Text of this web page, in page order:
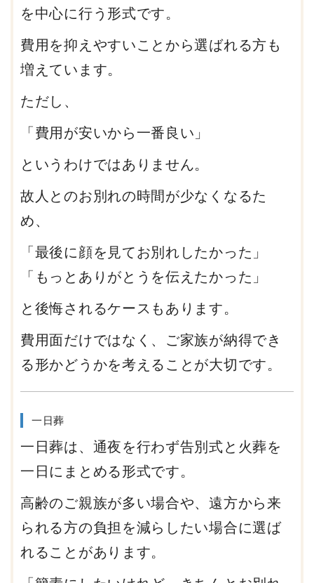
を中心に行う形式です。
費用を抑えやすいことから選ばれる方も
増えています。
ただし、
「費用が安いから一番良い」
というわけではありません。
故人とのお別れの時間が少なくなるた
め、
「最後に顔を見てお別れしたかった」
「もっとありがとうを伝えたかった」
と後悔されるケースもあります。
費用面だけではなく、ご家族が納得でき
る形かどうかを考えることが大切です。
一日葬
一日葬は、通夜を行わず告別式と火葬を
一日にまとめる形式です。
高齢のご親族が多い場合や、遠方から来
られる方の負担を減らしたい場合に選ば
れることがあります。